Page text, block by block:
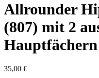
Allrounder
(807) mit 2
Hauptfächern
35,00 €